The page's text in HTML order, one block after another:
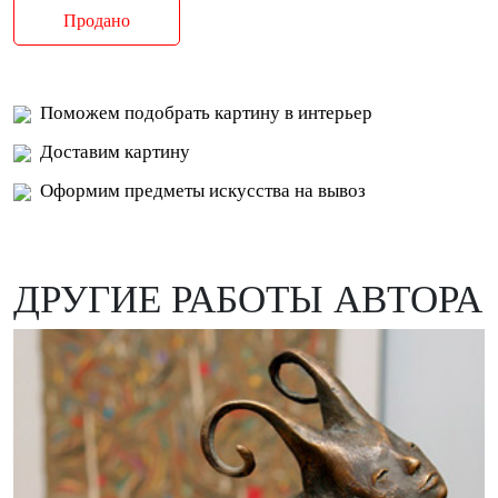
Продано
Поможем подобрать картину в интерьер
Доставим картину
Оформим предметы искусства на вывоз
ДРУГИЕ РАБОТЫ АВТОРА